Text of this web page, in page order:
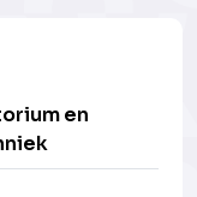
en